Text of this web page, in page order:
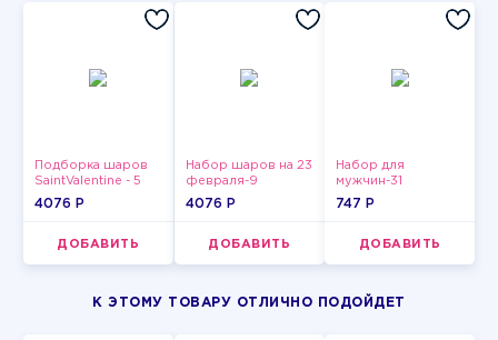
Подборка шаров
SaintValentine - 5
4076 P
ДОБАВИТЬ
Набор шаров на 23
февраля-9
4076 P
ДОБАВИТЬ
Набор для
мужчин-31
747 P
ДОБАВИТЬ
К ЭТОМУ ТОВАРУ ОТЛИЧНО ПОДОЙДЕТ